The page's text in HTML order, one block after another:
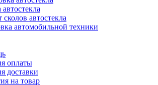
сколов автостекла
автомобильной техники
оплаты
доставки
на товар